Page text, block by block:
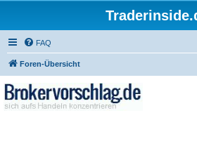
FAQ
Foren-Übersicht